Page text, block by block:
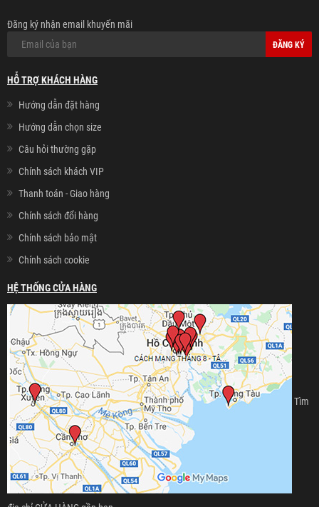
Đăng ký nhận email khuyến mãi
ĐĂNG KÝ
HỖ TRỢ KHÁCH HÀNG
Hướng dẫn đặt hàng
Hướng dẫn chọn size
Câu hỏi thường gặp
Chính sách khách VIP
Thanh toán - Giao hàng
Chính sách đổi hàng
Chính sách bảo mật
Chính sách cookie
HỆ THỐNG CỬA HÀNG
Tìm